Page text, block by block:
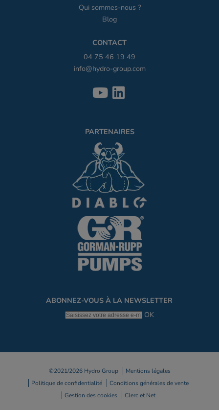
Qui sommes-nous ?
Blog
CONTACT
04 75 46 19 49
info@hydro-group.com
PARTENAIRES
ABONNEZ-VOUS À LA NEWSLETTER
OK
©2021/2026 Hydro Group
Mentions légales
Politique de confidentialité
Conditions générales de vente
Gestion des cookies
Clerc et Net